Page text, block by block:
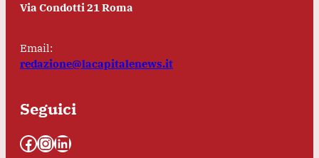
Via Condotti 21 Roma
Email:
redazione@lacapitalenews.it
Seguici
Facebook InstagramLinkedIn